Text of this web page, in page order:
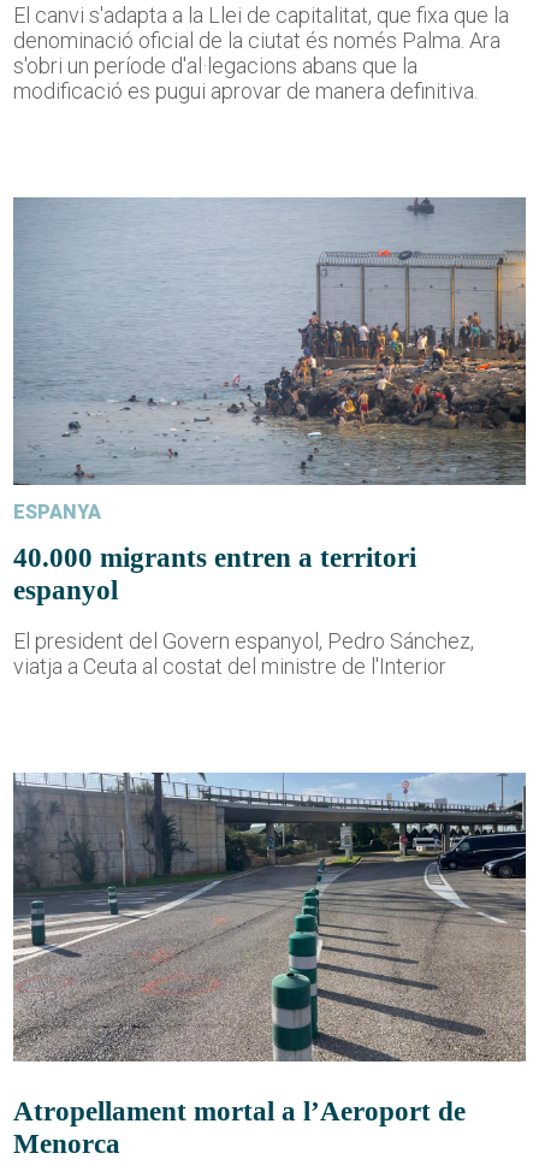
El canvi s'adapta a la Llei de capitalitat, que fixa que la
denominació oficial de la ciutat és només Palma. Ara
s'obri un període d'al·legacions abans que la
modificació es pugui aprovar de manera definitiva.
ESPANYA
40.000 migrants entren a territori
espanyol
El president del Govern espanyol, Pedro Sánchez,
viatja a Ceuta al costat del ministre de l'Interior
Atropellament mortal a l’Aeroport de
Menorca